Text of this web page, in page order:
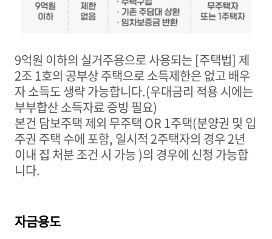
9억원 이하의 실거주용으로 사용되는 [주택법] 제
2조1호의 공부상 주택으로 소득제한은 없고 배우
자 소득도 생략 가능합니다.(우대금리 적용 시에는
부부합산 소득자료 증빙 필요)
본건 담보주택 제외 무주택 OR 1주택(분양권 및 입
주권 주택 수에 포함, 일시적 2주택자의 경우2년
이내 집 처분 조건 시 가능)의 경우에 신청 가능합
니다.
자금용도